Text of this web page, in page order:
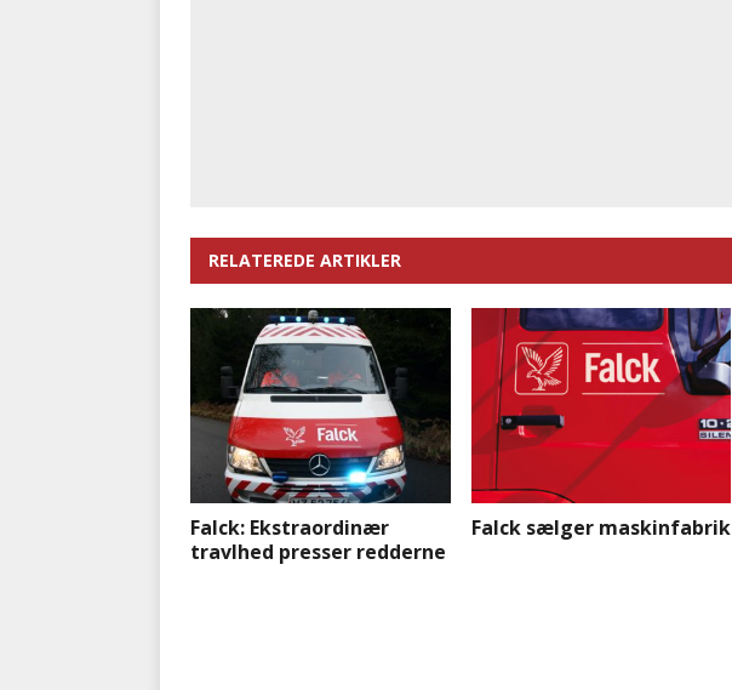
RELATEREDE ARTIKLER
Falck: Ekstraordinær
travlhed presser redderne
Falck sælger maskinfabrik